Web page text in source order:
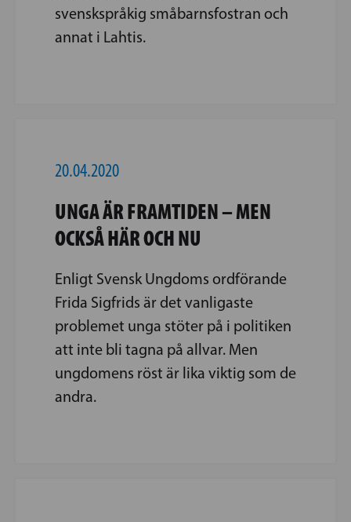
svenskspråkig småbarnsfostran och
annat i Lahtis.
20.04.2020
UNGA ÄR FRAMTIDEN – MEN
OCKSÅ HÄR OCH NU
Enligt Svensk Ungdoms ordförande
Frida Sigfrids är det vanligaste
problemet unga stöter på i politiken
att inte bli tagna på allvar. Men
ungdomens röst är lika viktig som de
andra.